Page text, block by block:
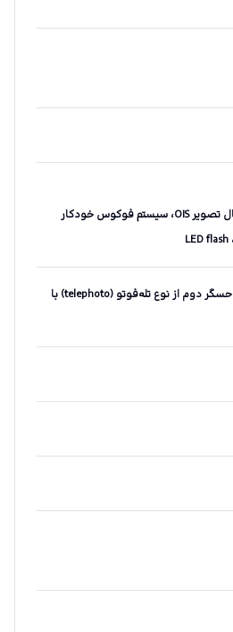
سیستم فوکوس خودکار تشخیص چند جهته multi-directional PDAF، لرزشگیر اپتیکال تصویر OIS، سیستم فوکوس خودکار
دوربین اصلی دو‌گانه - حسگر اول از نوع عریض (Wide) با رزولوشن 50 مگاپیکسل، حسگر دوم از نوع تله‌فوتو (telephoto) با